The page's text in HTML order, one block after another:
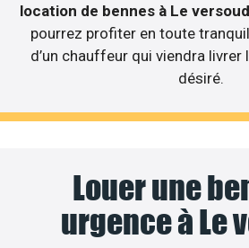
location de bennes à Le versoud
pourrez profiter en toute
d’un chauffeur qui viendra livrer
désiré.
Louer une
urgence à Le